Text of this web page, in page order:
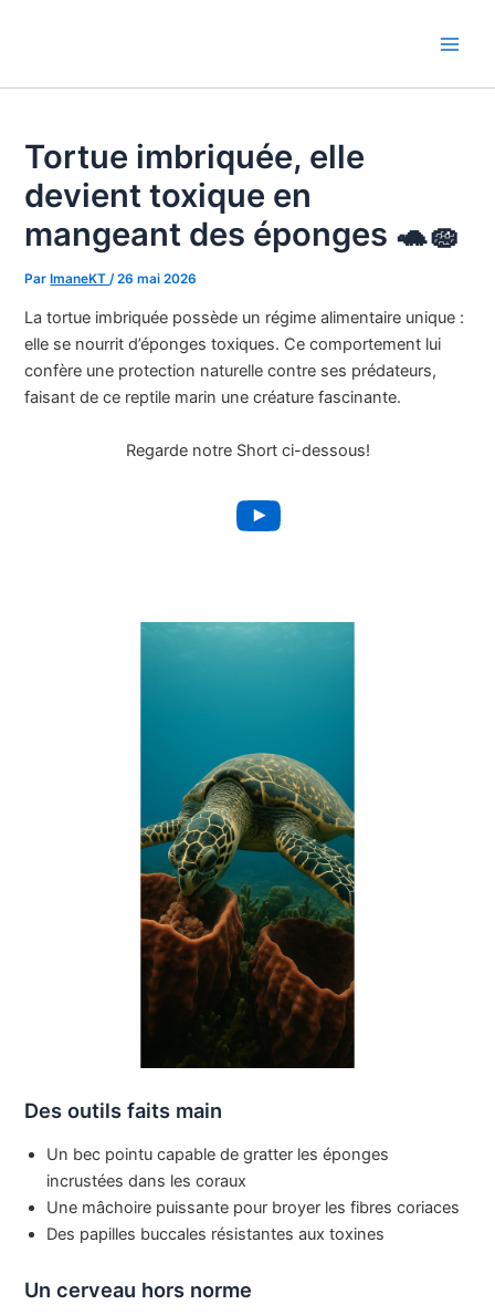
Tortue imbriquée, elle
devient toxique en
mangeant des éponges 🐢🧽
ParImaneKT /26 mai 2026
La tortue imbriquée possède un régime alimentaire unique :
elle se nourrit d’éponges toxiques. Ce comportement lui
confère une protection naturelle contre ses prédateurs,
faisant de ce reptile marin une créature fascinante.
Regarde notre Short ci-dessous!
YouTube
Des outils faits main
Un bec pointu capable de gratter les éponges
incrustées dans les coraux
Une mâchoire puissante pour broyer les fibres coriaces
Des papilles buccales résistantes aux toxines
Un cerveau hors norme